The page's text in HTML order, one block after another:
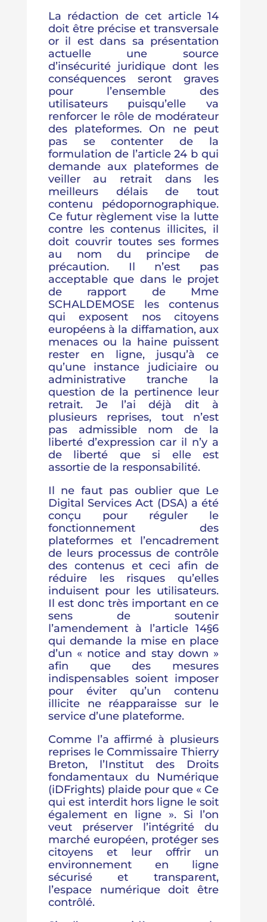
La rédaction de cet article 14
doit être précise et transversale
or il est dans sa présentation
actuelle une source
d’insécurité juridique dont les
conséquences seront graves
pour l’ensemble des
utilisateurs puisqu’elle va
renforcer le rôle de modérateur
des plateformes. On ne peut
pas se contenter de la
formulation de l’article 24 b qui
demande aux plateformes de
veiller au retrait dans les
meilleurs délais de tout
contenu pédopornographique.
Ce futur règlement vise la lutte
contre les contenus illicites, il
doit couvrir toutes ses formes
au nom du principe de
précaution. Il n’est pas
acceptable que dans le projet
de rapport de Mme
SCHALDEMOSE les contenus
qui exposent nos citoyens
européens à la diffamation, aux
menaces ou la haine puissent
rester en ligne, jusqu’à ce
qu’une instance judiciaire ou
administrative tranche la
question de la pertinence leur
retrait. Je l’ai déjà dit à
plusieurs reprises, tout n’est
pas admissible nom de la
liberté d’expression car il n’y a
de liberté que si elle est
assortie de la responsabilité.
Il ne faut pas oublier que Le
Digital Services Act (DSA) a été
conçu pour réguler le
fonctionnement des
plateformes et l’encadrement
de leurs processus de contrôle
des contenus et ceci afin de
réduire les risques qu’elles
induisent pour les utilisateurs.
Il est donc très important en ce
sens de soutenir
l’amendement à l’article 14§6
qui demande la mise en place
d’un « notice and stay down »
afin que des mesures
indispensables soient imposer
pour éviter qu’un contenu
illicite ne réapparaisse sur le
service d’une plateforme.
Comme l’a affirmé à plusieurs
reprises le Commissaire Thierry
Breton, l’Institut des Droits
fondamentaux du Numérique
(iDFrights) plaide pour que « Ce
qui est interdit hors ligne le soit
également en ligne ». Si l’on
veut préserver l’intégrité du
marché européen, protéger ses
citoyens et leur offrir un
environnement en ligne
sécurisé et transparent,
l’espace numérique doit être
contrôlé.